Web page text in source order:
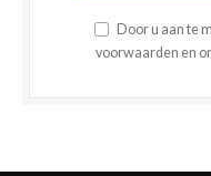
Door u aan te
voorwaarden en